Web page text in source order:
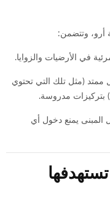
أرو، وتتضمن:
في الأرضيات والزوايا.
(مثل تلك التي تحتوي
بتركيزات مدروسة.
المبنى يمنع دخول أي